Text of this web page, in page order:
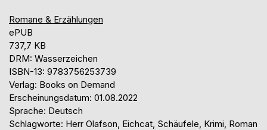
Romane & Erzählungen
ePUB
737,7 KB
DRM: Wasserzeichen
ISBN-13: 9783756253739
Verlag: Books on Demand
Erscheinungsdatum: 01.08.2022
Sprache: Deutsch
Schlagworte: Herr Olafson, Eichcat, Schäufele, Krimi, Roman